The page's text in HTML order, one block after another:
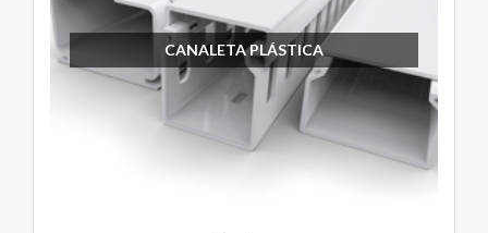
CANALETA PLÁSTICA